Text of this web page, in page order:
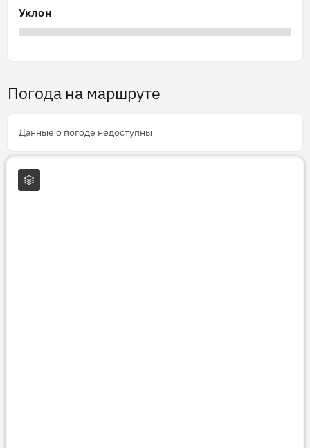
Уклон
Погода на маршруте
Данные о погоде недоступны